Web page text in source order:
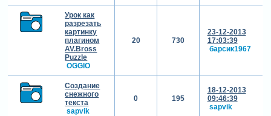
Урок как
разрезать
картинку
плагином
AV.Bross
Puzzle
OGGIO
20 730
23-12-2013
17:03:39
барсик1967
Создание
снежного
текста
sapvik
0 195
18-12-2013
09:46:39
sapvik